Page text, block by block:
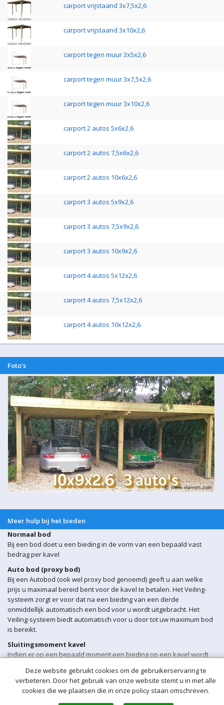
carport vrijstaand 3x7,5x2,6
carport vrijstaand 3x10x2,6
carport tegen muur 3x5x2,6
carport tegen muur 3x7,5x2,6
carport tegen muur 3x10x2,6
carport 2 autos 5x6x2,6
carport 2 autos 7,5x6x2,6
carport 2 autos 10x6x2,6
carport 3 autos 5x9x2,6
carport 3 autos 7,5x9x2,6
carport 3 autos 10x9x2,6
carport 4 autos 5x12x2,6
carport 4 autos 7,5x12x2,6
carport 4 autos 10x12x2,6
Foto's
Meer hulp bij het bieden
Normaal bod
Bij een bod doet u een bieding in de vorm van een bepaald vast
bedrag per kavel
Auto bod (proxy bod)
Bij een Autobod (ook wel proxy bod genoemd) geeft u aan welke
prijs u maximaal bereid bent voor de kavel te betalen. Het Veiling-
systeem zorgt er voor dat na een bieding van een derde
onmiddellijk automatisch een bod voor u wordt uitgebracht. Het
Veiling-systeem biedt automatisch voor u door tot uw maximum bod
is bereikt.
Sluitingsmoment kavel
Indien er op een bepaald moment een bieding op een kavel wordt
sluitingsmoment van de betreffende kavel automatisch verlengd
met 5 minuten.
Deze website gebruikt cookies om de gebruikerservaring te
verbeteren. Door het gebruik van onze website stemt u in met alle
cookies die we plaatsen die in onze policy staan omschreven.